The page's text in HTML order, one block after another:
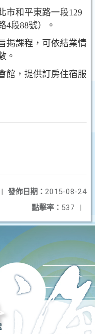
市和平東路一段129
4段88號）。
揭課程，可依結業情
。
館，提供訂房住宿服
發佈日期： 2015-08-24
|
點擊率： 537 |